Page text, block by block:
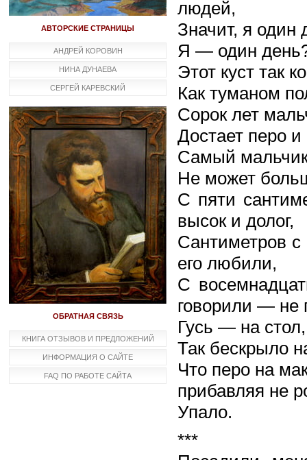
АВТОРСКИЕ СТРАНИЦЫ
АНДРЕЙ КОРОВИН
НИНА ДУНАЕВА
СЕРГЕЙ КАРЕВСКИЙ
ОБРАТНАЯ СВЯЗЬ
КНИГА ОТЗЫВОВ И ПРЕДЛОЖЕНИЙ
ИНФОРМАЦИЯ О САЙТЕ
FAQ ПО РАБОТЕ САЙТА
людей,
Значит, я один
Я — один
Этот куст так
Как туманом
Сорок лет
Достает перо и
Самый
Не может
С пяти
высок и долог,
Сантиметров с
его любили,
С
говорили — не
Гусь — на
Так бескрыло
Что перо на
прибавляя не
Упало.
***